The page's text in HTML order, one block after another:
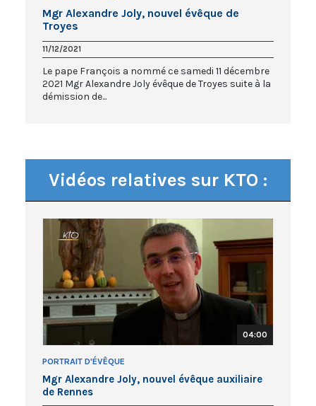
Mgr Alexandre Joly, nouvel évêque de
Troyes
11/12/2021
Le pape François a nommé ce samedi 11 décembre
2021 Mgr Alexandre Joly évêque de Troyes suite à la
démission de...
Vidéos relatives sur KTO :
04:00
PORTRAIT D'ÉVÊQUE
Mgr Alexandre Joly, nouvel évêque auxiliaire
de Rennes